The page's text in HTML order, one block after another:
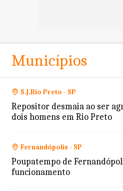
Municípios
S.J.Rio Preto - SP
Repositor desmaia ao ser
dois homens em Rio Preto
Fernandópolis - SP
Poupatempo de
funcionamento